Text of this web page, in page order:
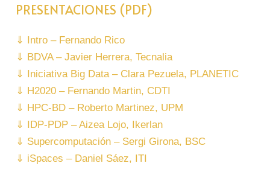
PRESENTACIONES (PDF)
⇓ Intro – Fernando Rico
⇓ BDVA – Javier Herrera, Tecnalia
⇓ Iniciativa Big Data – Clara Pezuela, PLANETIC
⇓ H2020 – Fernando Martin, CDTI
⇓ HPC-BD – Roberto Martinez, UPM
⇓ IDP-PDP – Aizea Lojo, Ikerlan
⇓ Supercomputación – Sergi Girona, BSC
⇓ iSpaces – Daniel Sáez, ITI